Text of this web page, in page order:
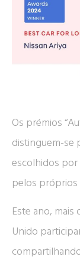
Os prémios
distinguem-se
escolhidos por
pelos
Este ano,
Unido